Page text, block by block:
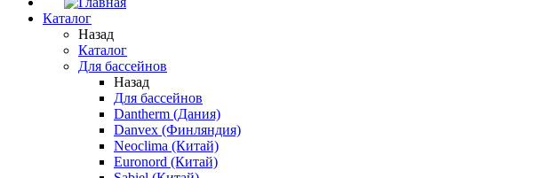
Каталог
Назад
Каталог
Для бассейнов
Назад
Для бассейнов
Dantherm (Дания)
Danvex (Финляндия)
Neoclima (Китай)
Euronord (Китай)